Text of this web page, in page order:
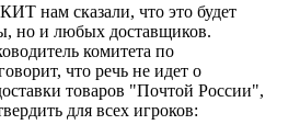
нам сказали, что это будет
но и любых доставщиков.
комитета по
что речь не идет о
товаров "Почтой России",
для всех игроков: